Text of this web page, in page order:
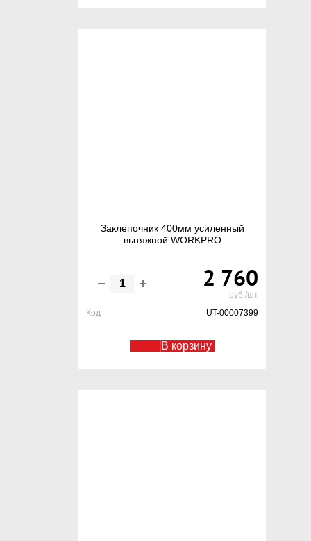
Заклепочник 400мм усиленный
вытяжной WORKPRO
2 760
руб./шт
Код
UT-00007399
В корзину